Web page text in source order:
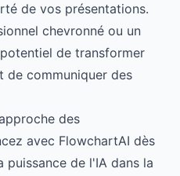
de vos présentations.
chevronné ou un
de transformer
de communiquer des
des
avec FlowchartAI dès
de l'IA dans la